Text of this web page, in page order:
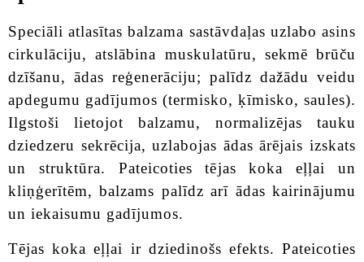
Speciāli atlasītas balzama sastāvdaļas uzlabo asins
cirkulāciju, atslābina muskulatūru, sekmē brūču
dzīšanu, ādas reģenerāciju; palīdz dažādu veidu
apdegumu gadījumos (termisko, ķīmisko, saules).
Ilgstoši lietojot balzamu, normalizējas tauku
dziedzeru sekrēcija, uzlabojas ādas ārējais izskats
un struktūra. Pateicoties tējas koka eļļai un
kliņģerītēm, balzams palīdz arī ādas kairinājumu
un iekaisumu gadījumos.
Tējas koka eļļai ir dziedinošs efekts. Pateicoties